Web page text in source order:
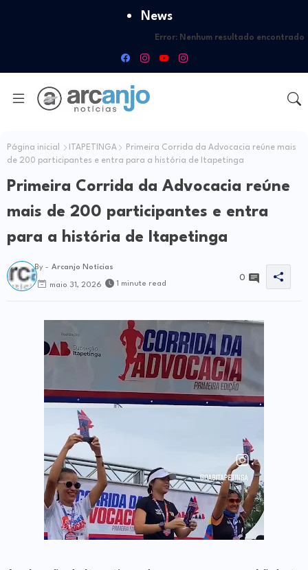
News
Error: Nenhum resultado encontrado
Página inicial ITAPETINGA
Primeira Corrida da Advocacia reúne mais
de 200 participantes e entra para a história de Itapetinga
Primeira Corrida da Advocacia reúne
mais de 200 participantes e entra
para a história de Itapetinga
By - Arcanjo Notícias
maio 31, 2026 1 minute read
0